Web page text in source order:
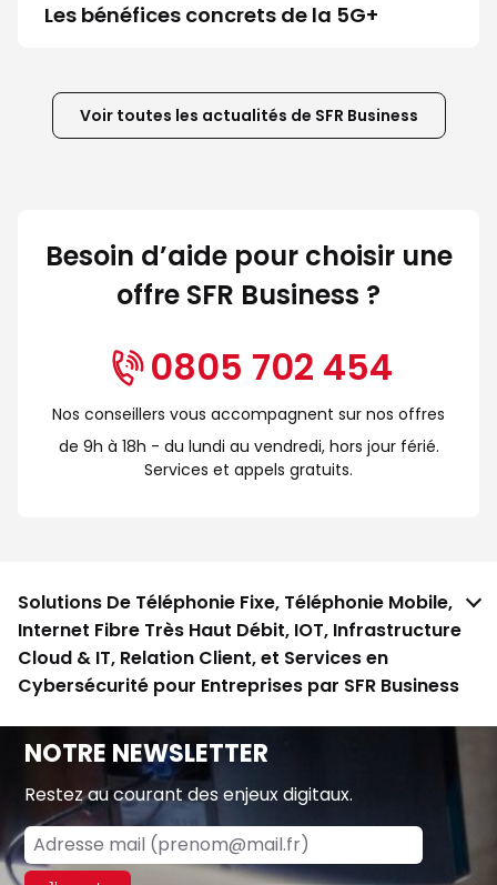
Les bénéfices concrets de la 5G+
Voir toutes les actualités de SFR Business
Besoin d’aide pour choisir une
offre SFR Business ?
0805 702 454
Nos conseillers vous accompagnent sur nos offres
de 9h à 18h - du lundi au vendredi, hors jour férié.
Services et appels gratuits.
Solutions De Téléphonie Fixe, Téléphonie Mobile,
Internet Fibre Très Haut Débit, IOT, Infrastructure
Cloud & IT, Relation Client, et Services en
Cybersécurité pour Entreprises par SFR Business
NOTRE NEWSLETTER
Restez au courant des enjeux digitaux.